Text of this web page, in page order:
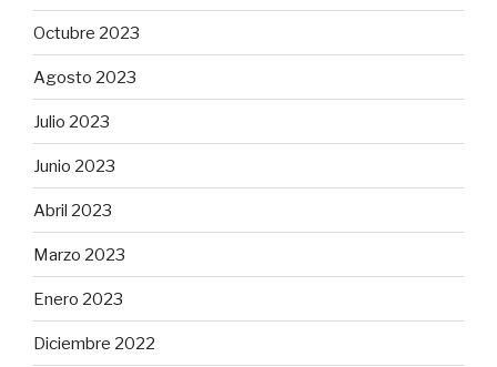
Octubre 2023
Agosto 2023
Julio 2023
Junio 2023
Abril 2023
Marzo 2023
Enero 2023
Diciembre 2022